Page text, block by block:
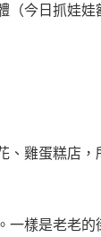
今日抓娃娃
雞蛋糕店
一樣是老老